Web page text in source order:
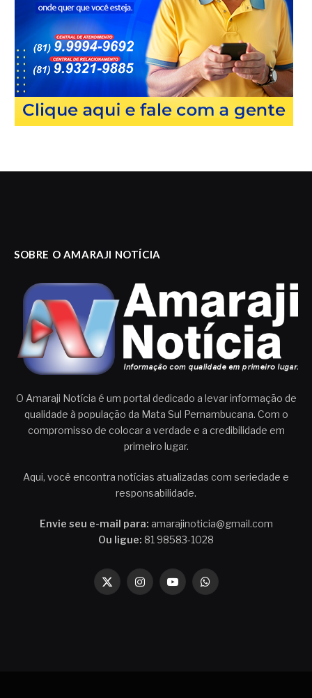
SOBRE O AMARAJI NOTÍCIA
O Amaraji Notícia é um portal dedicado a levar informação de
qualidade à população da Mata Sul Pernambucana. Com o
compromisso de colocar a verdade e a credibilidade em
primeiro lugar.
Aqui, você encontra notícias atualizadas com seriedade e
responsabilidade.
Envie seu e-mail para: amarajinoticia@gmail.com
Ou ligue: 81 98583-1028
X
InstagramYouTubeWhatsApp